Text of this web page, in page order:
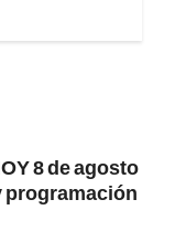
8 de agosto
programación